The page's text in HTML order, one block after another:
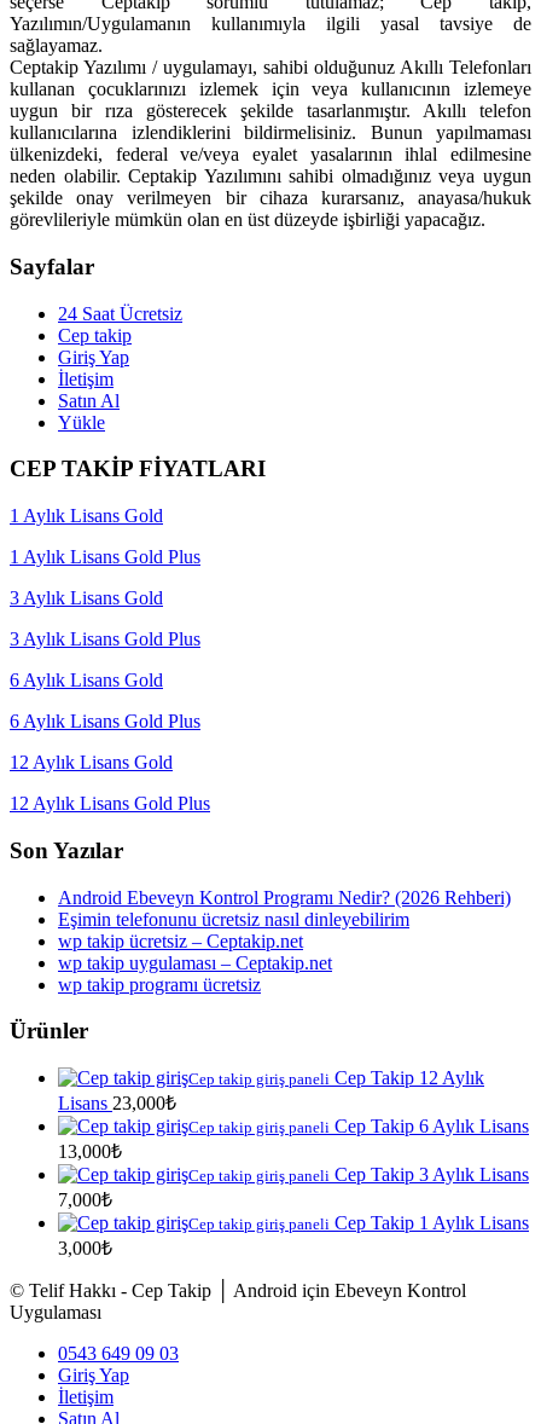
Yazılımın/Uygulamanın kullanımıyla ilgili yasal tavsiye de
sağlayamaz.
Ceptakip Yazılımı / uygulamayı, sahibi olduğunuz Akıllı Telefonları
kullanan çocuklarınızı izlemek için veya kullanıcının izlemeye
uygun bir rıza gösterecek şekilde tasarlanmıştır. Akıllı telefon
kullanıcılarına izlendiklerini bildirmelisiniz. Bunun yapılmaması
ülkenizdeki, federal ve/veya eyalet yasalarının ihlal edilmesine
neden olabilir. Ceptakip Yazılımını sahibi olmadığınız veya uygun
şekilde onay verilmeyen bir cihaza kurarsanız, anayasa/hukuk
görevlileriyle mümkün olan en üst düzeyde işbirliği yapacağız.
Sayfalar
24 Saat Ücretsiz
Cep takip
Giriş Yap
İletişim
Satın Al
Yükle
CEP TAKİP FİYATLARI
1 Aylık Lisans Gold
1 Aylık Lisans Gold Plus
3 Aylık Lisans Gold
3 Aylık Lisans Gold Plus
6 Aylık Lisans Gold
6 Aylık Lisans Gold Plus
12 Aylık Lisans Gold
12 Aylık Lisans Gold Plus
Son Yazılar
Android Ebeveyn Kontrol Programı Nedir? (2026 Rehberi)
Eşimin telefonunu ücretsiz nasıl dinleyebilirim
wp takip ücretsiz – Ceptakip.net
wp takip uygulaması – Ceptakip.net
wp takip programı ücretsiz
Ürünler
Cep takip giriş paneli Cep Takip 12 Aylık
Lisans 23,000₺
Cep takip giriş paneli Cep Takip 6 Aylık Lisans
13,000₺
Cep takip giriş paneli Cep Takip 3 Aylık Lisans
7,000₺
Cep takip giriş paneli Cep Takip 1 Aylık Lisans
3,000₺
© Telif Hakkı - Cep Takip │ Android için Ebeveyn Kontrol
Uygulaması
0543 649 09 03
Giriş Yap
İletişim
Satın Al